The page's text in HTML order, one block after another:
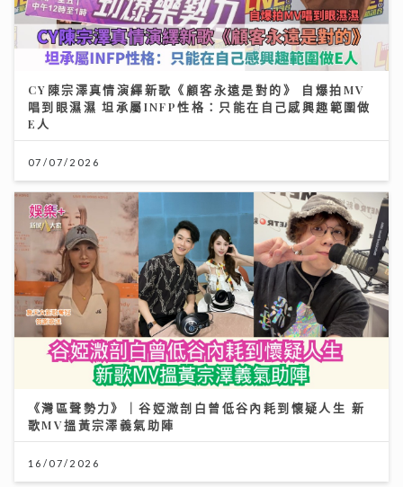
CY陳宗澤真情演繹新歌《顧客永遠是對的》 自爆拍MV
唱到眼濕濕 坦承屬INFP性格：只能在自己感興趣範圍做
E人
07/07/2026
《灣區聲勢力》｜谷婭溦剖白曾低谷內耗到懷疑人生 新
歌MV搵黃宗澤義氣助陣
16/07/2026